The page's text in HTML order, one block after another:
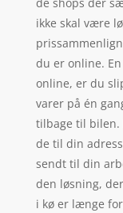
ikke skal være
du er online.
online, er du
varer på én
tilbage til bilen.
de til din
sendt til din
den løsning,
i kø er længe